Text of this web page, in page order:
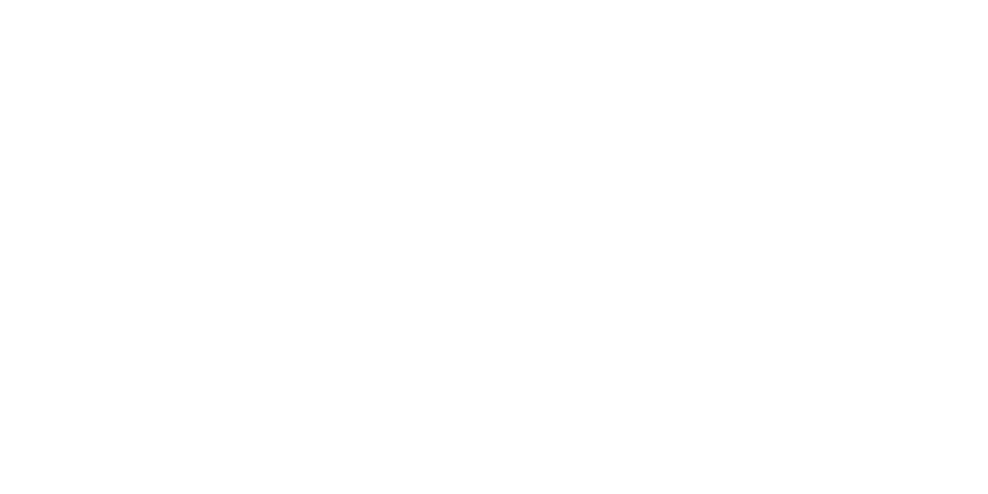
fine descrittivo e possono variare senza obbligo di preavviso, quindi riferirsi sempre ai siti web dei rispettivi